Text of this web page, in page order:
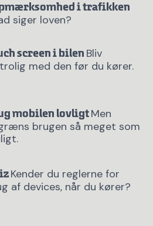
i trafikken
siger loven?
screen i bilen Bliv
med den før du kører.
mobilen lovligtMen
brugen så meget som
Kender du reglerne for
af devices, når du kører?